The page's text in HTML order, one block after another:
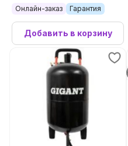
Онлайн-заказ Гарантия
Добавить в корзину